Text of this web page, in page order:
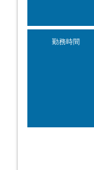
勤務時間